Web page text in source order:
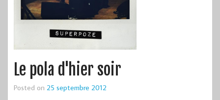
Le pola d'hier soir
Posted on 25 septembre 2012